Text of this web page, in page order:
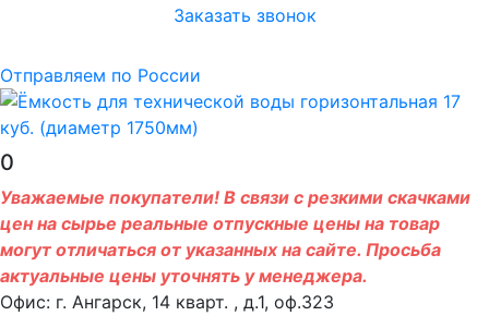
Заказать звонок
Отправляем по России
0
Уважаемые покупатели! В связи с резкими скачками
цен на сырье реальные отпускные цены на товар
могут отличаться от указанных на сайте. Просьба
актуальные цены уточнять у менеджера.
Офис: г. Ангарск, 14 кварт. , д.1, оф.323